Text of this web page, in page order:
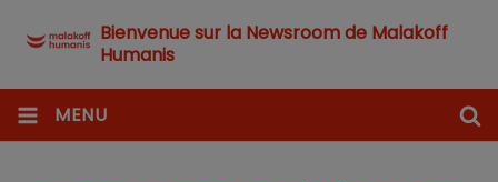
Bienvenue sur la Newsroom de Malakoff
Humanis
MENU